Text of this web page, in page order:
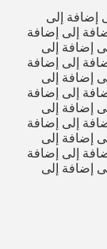
إضافة إلى
إلى إضافة
إضافة إلى
إلى إضافة
إضافة إلى
إلى إضافة
إضافة إلى
إلى إضافة
إضافة إلى
إلى إضافة
إضافة إلى